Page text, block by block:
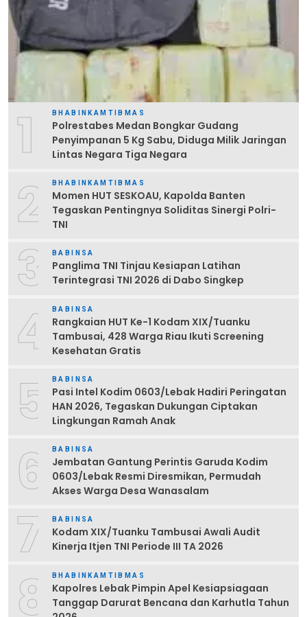
1 BHABINKAMTIBMAS
Polrestabes Medan Bongkar Gudang
Penyimpanan 5 Kg Sabu, Diduga Milik Jaringan
Lintas Negara Tiga Negara
2 BHABINKAMTIBMAS
Momen HUT SESKOAU, Kapolda Banten
Tegaskan Pentingnya Soliditas Sinergi Polri-
TNI
3 BABINSA
Panglima TNI Tinjau Kesiapan Latihan
Terintegrasi TNI 2026 di Dabo Singkep
4 BABINSA
Rangkaian HUT Ke-1 Kodam XIX/Tuanku
Tambusai, 428 Warga Riau Ikuti Screening
Kesehatan Gratis
5 BABINSA
Pasi Intel Kodim 0603/Lebak Hadiri Peringatan
HAN 2026, Tegaskan Dukungan Ciptakan
Lingkungan Ramah Anak
6 BABINSA
Jembatan Gantung Perintis Garuda Kodim
0603/Lebak Resmi Diresmikan, Permudah
Akses Warga Desa Wanasalam
7 BABINSA
Kodam XIX/Tuanku Tambusai Awali Audit
Kinerja Itjen TNI Periode III TA 2026
8 BHABINKAMTIBMAS
Kapolres Lebak Pimpin Apel Kesiapsiagaan
Tanggap Darurat Bencana dan Karhutla Tahun